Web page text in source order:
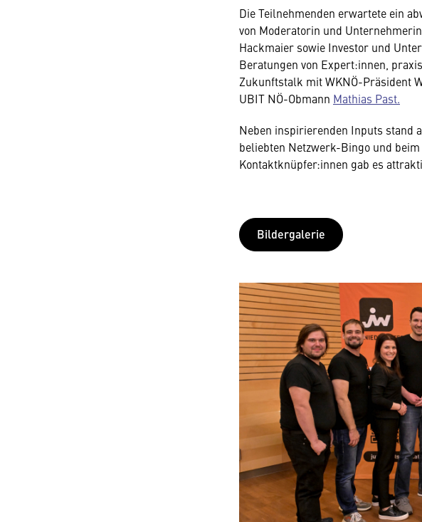
Die Teilnehmenden erwartete ein
von Moderatorin und
Hackmaier sowie Investor und
Beratungen von Expert:innen,
Zukunftstalk mit WKNÖ-Präsident
UBIT NÖ-Obmann Mathias Past.
Neben inspirierenden Inputs stand
beliebten Netzwerk-Bingo und
Kontaktknüpfer:innen gab es
Bildergalerie